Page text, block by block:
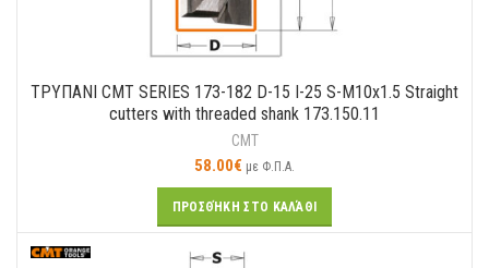
ΤΡΥΠΑΝΙ CMT SERIES 173-182 D-15 I-25 S-M10x1.5 Straight
cutters with threaded shank 173.150.11
CMT
58.00€ με Φ.Π.Α.
ΠΡΟΣΘΉΚΗ ΣΤΟ ΚΑΛΆΘΙ